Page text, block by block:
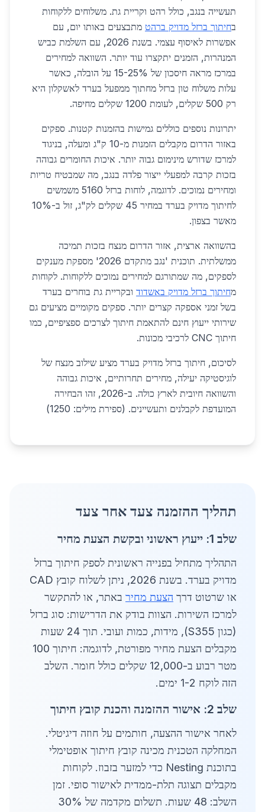
תעשייה בנגב, כולל רהט וקריית גת. משלוחים ללקוחות
בחיתוך ברזל מדויק ברהט מתבצעים באותו יום, עם
אפשרות לאיסוף עצמי. בשנת 2026, עם השלמת כביש
המנהרות, הזמנים יתקצרו עוד יותר. השוואה למחירים
במרכז מראה חיסכון של 15-25% על הובלה, כאשר
עלות משלוח טון ברזל מחתוך ממפעל בערד לאשקלון היא
רק 500 שקלים, לעומת 1200 שקלים מחיפה.
יתרונות נוספים כוללים גמישות בהזמנות קטנות. ספקים
באזור הדרום מקבלים הזמנות מ-10 ק"ג ומעלה, בניגוד
למרכז שדורש מינימום גבוה יותר. איכות החומרים גבוהה
בזכות קרבה למפעלי ייצור פלדה בנגב, מה שמבטיח טריות
ומחירים נמוכים. לדוגמה, לוחות ברזל 5160 משמשים
לחיתוך מדויק בערד במחיר 45 שקלים לק"ג, זול ב-10%
מאשר בצפון.
בהשוואה ארצית, אזור הדרום מנצח בזכות תמיכה
ממשלתית. תוכנית 'נגב מתקדם 2026' מספקת מענקים
לספקים, מה שמתורגם למחירים נמוכים ללקוחות. לקוחות
מחיתוך ברזל מדויק באשדוד ובקריית גת בוחרים בערד
בשל זמני אספקה קצרים יותר. ספקים מקומיים מציעים גם
שירותי ייעוץ חינם להתאמת חיתוך לצרכים ספציפיים, כמו
חיתוך CNC לרכיבי מכונות.
לסיכום, חיתוך ברזל מדויק בערד מציע שילוב מנצח של
לוגיסטיקה יעילה, מחירים תחרותיים, איכות גבוהה
והשוואה חיובית לארץ כולה. ב-2026, זהו הבחירה
המועדפת לקבלנים ותעשיינים. (ספירת מילים: 1250)
תהליך ההזמנה צעד אחר צעד
שלב 1: ייעוץ ראשוני ובקשת הצעת מחיר
התהליך מתחיל בפנייה ראשונית לספק חיתוך ברזל
מדויק בערד. בשנת 2026, ניתן לשלוח קובץ CAD
או שרטוט דרך הצעת מחיר באתר, או להתקשר
למרכז השירות. הצוות בודק את הדרישות: סוג ברזל
(כגון S355), מידות, כמות ועובי. תוך 24 שעות
מקבלים הצעת מחיר מפורטת, לדוגמה: חיתוך 100
מטר רבוע ב-12,000 שקלים כולל חומר. השלב
הזה לוקח 1-2 ימים.
שלב 2: אישור ההזמנה והכנת קובץ חיתוך
לאחר אישור ההצעה, חותמים על חוזה דיגיטלי.
המחלקה הטכנית מכינה קובץ חיתוך אופטימלי
בתוכנת Nesting כדי למזער בזבוז. לקוחות
מקבלים תצוגה תלת-ממדית לאישור סופי. זמן
השלב: 48 שעות. תשלום מקדמה של 30%